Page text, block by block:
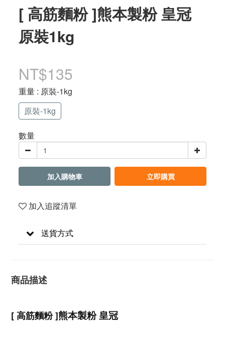
[ 高筋麵粉 ]熊本製粉 皇冠
原裝1kg
NT$135
重量 : 原裝-1kg
原裝-1kg
數量
加入購物車 立即購買
加入追蹤清單
送貨方式
商品描述
[ 高筋麵粉 ]熊本製粉 皇冠